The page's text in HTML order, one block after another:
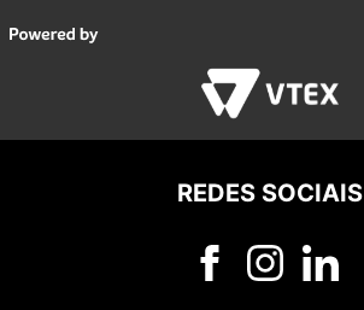
REDES SOCIAIS